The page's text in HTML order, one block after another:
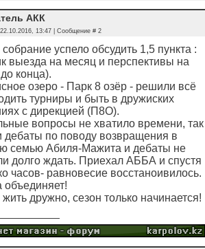
АКК
13:47 | Сообщение # 2
успело обсудить 1,5 пункта :
выезда на месяц и перспективы на
конца).
озеро - Парк 8 озёр - решили всё
турниры и быть в дружиских
с дирекцией (П8О).
вопросы не хватило времени, так
дебаты по поводу возвращения в
семью Абиля-Мажита и дебаты не
долго ждать. Приехал АББА и спустя
часов- равновесие восстаноивилось.
объединяет!
дружно, сезон только начинается!